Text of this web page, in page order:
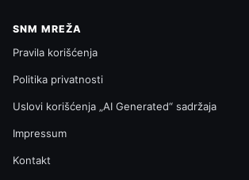
SNM MREŽA
Pravila korišćenja
Politika privatnosti
Uslovi korišćenja „AI Generated“ sadržaja
Impressum
Kontakt